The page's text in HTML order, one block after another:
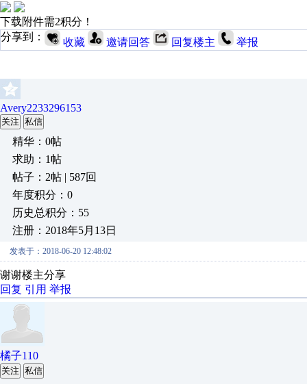
下载附件需2积分！
分享到：
收藏 邀请回答 回复楼主 举报
Avery2233296153
关注 私信
精华：0帖
求助：1帖
帖子：2帖 | 587回
年度积分：0
历史总积分：55
注册：2018年5月13日
发表于：2018-06-20 12:48:02
谢谢楼主分享
回复 引用 举报
橘子110
关注 私信